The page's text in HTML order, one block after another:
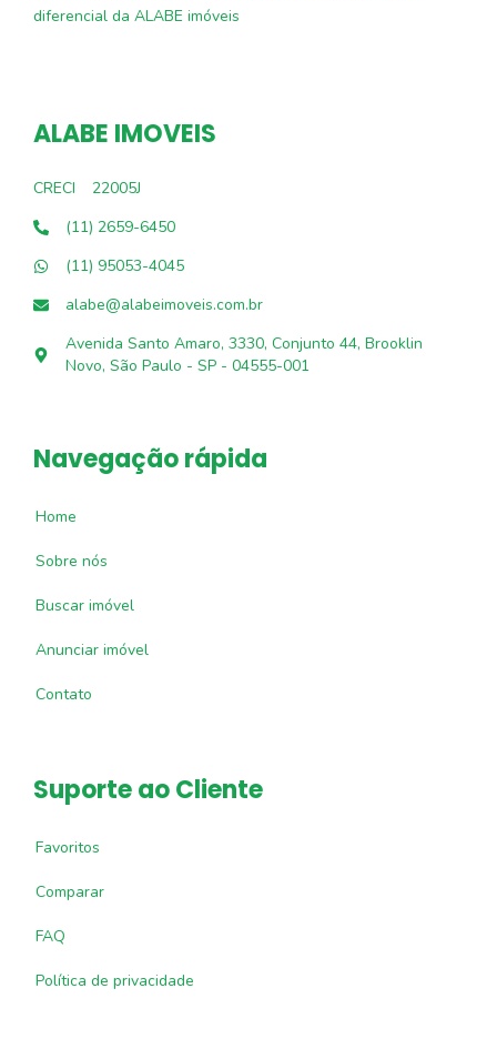
diferencial da ALABE imóveis
ALABE IMOVEIS
CRECI
22005J
(11) 2659-6450
(11) 95053-4045
alabe@alabeimoveis.com.br
Avenida Santo Amaro, 3330, Conjunto 44, Brooklin
Novo, São Paulo - SP - 04555-001
Navegação rápida
Home
Sobre nós
Buscar imóvel
Anunciar imóvel
Contato
Suporte ao Cliente
Favoritos
Comparar
FAQ
Política de privacidade